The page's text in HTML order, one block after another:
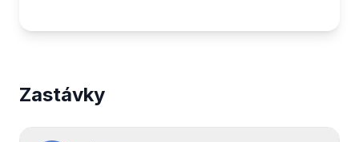
Zastávky